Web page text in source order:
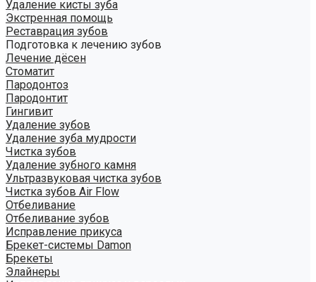
Удаление кисты зуба
Экстренная помощь
Реставрация зубов
Подготовка к лечению зубов
Лечение дёсен
Стоматит
Пародонтоз
Пародонтит
Гингивит
Удаление зубов
Удаление зуба мудрости
Чистка зубов
Удаление зубного камня
Ультразвуковая чистка зубов
Чистка зубов Air Flow
Отбеливание
Отбеливание зубов
Исправление прикуса
Брекет-системы Damon
Брекеты
Элайнеры